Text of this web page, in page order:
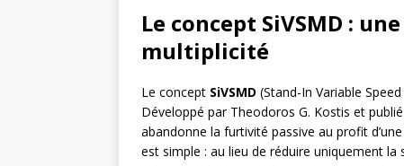
Le concept SiVSMD :
multiplicité
Le concept SiVSMD (Stand-In Variable
Développé par Theodoros G. Kostis et
abandonne la furtivité passive au profit d’une
est simple : au lieu de réduire uniquement